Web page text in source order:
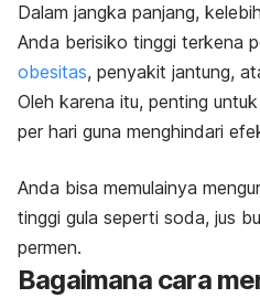
Dalam jangka panjang,
Anda berisiko tinggi terkena
obesitas, penyakit jantung,
Oleh karena itu, penting
per hari guna menghindari
Anda bisa memulainya
tinggi gula seperti soda, jus
permen.
Bagaimana cara